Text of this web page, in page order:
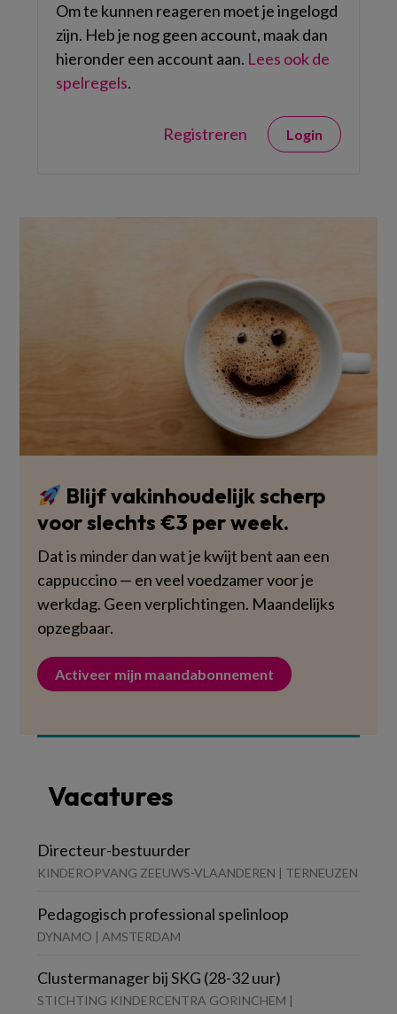
Om te kunnen reageren moet je ingelogd
zijn. Heb je nog geen account, maak dan
hieronder een account aan. Lees ook de
spelregels.
Registreren Login
Blijf vakinhoudelijk scherp
voor slechts €3 per week.
Dat is minder dan wat je kwijt bent aan een
cappuccino — en veel voedzamer voor je
werkdag. Geen verplichtingen. Maandelijks
opzegbaar.
Activeer mijn maandabonnement
Vacatures
Directeur-bestuurder
KINDEROPVANG ZEEUWS-VLAANDEREN | TERNEUZEN
Pedagogisch professional spelinloop
DYNAMO | AMSTERDAM
Clustermanager bij SKG (28-32 uur)
STICHTING KINDERCENTRA GORINCHEM |